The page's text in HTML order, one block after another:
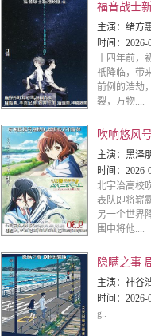
福音战士
主演： 绪方惠美 石田彰
时间： 2026-
十四年前，
祇降临，带
前例的浩劫
裂，万物....
主演： 黑泽朋世 朝井彩加
时间： 2026-
北宇治高校
表队即将崭
另一个世界
围中将他....
隐瞒之事
主演： 神谷浩史 高桥李依 花
时间： 2026-
g..